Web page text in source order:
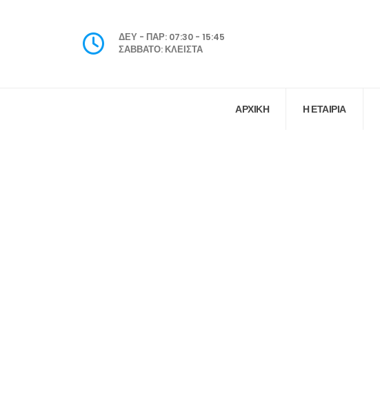
ΔΕΥ - ΠΑΡ: 07:30 - 15:45
ΣΑΒΒΑΤΟ: ΚΛΕΙΣΤΑ
ΑΡΧΙΚΗ Η ΕΤΑΙΡΙΑ